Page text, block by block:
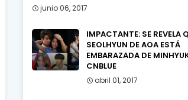
junio 06, 2017
IMPACTANTE: SE REVELA
SEOLHYUN DE AOA ESTÁ
EMBARAZADA DE
CNBLUE
abril 01, 2017